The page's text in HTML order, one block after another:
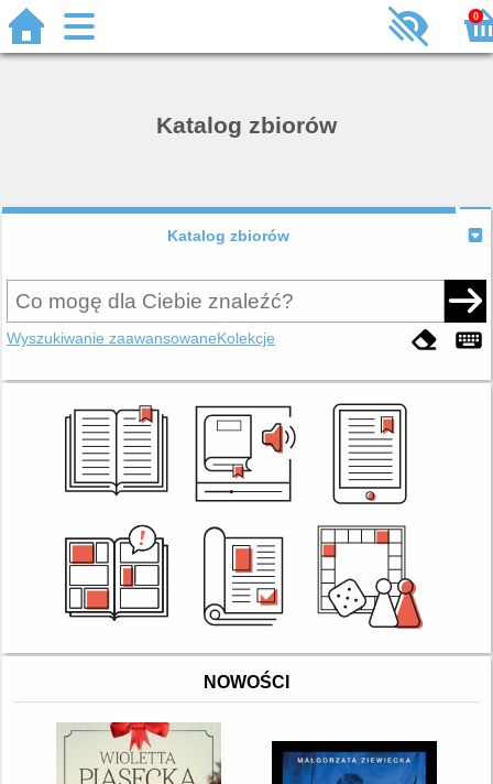
0
Katalog zbiorów
Katalog zbiorów
Wyszukiwanie zaawansowaneKolekcje
NOWOŚCI